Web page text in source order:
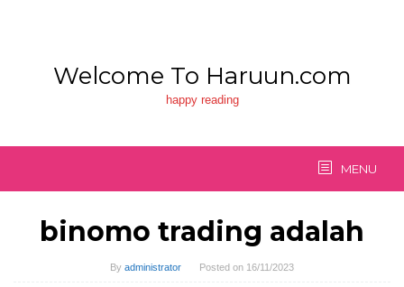
Welcome To Haruun.com
happy reading
MENU
binomo trading adalah
By administrator Posted on 16/11/2023